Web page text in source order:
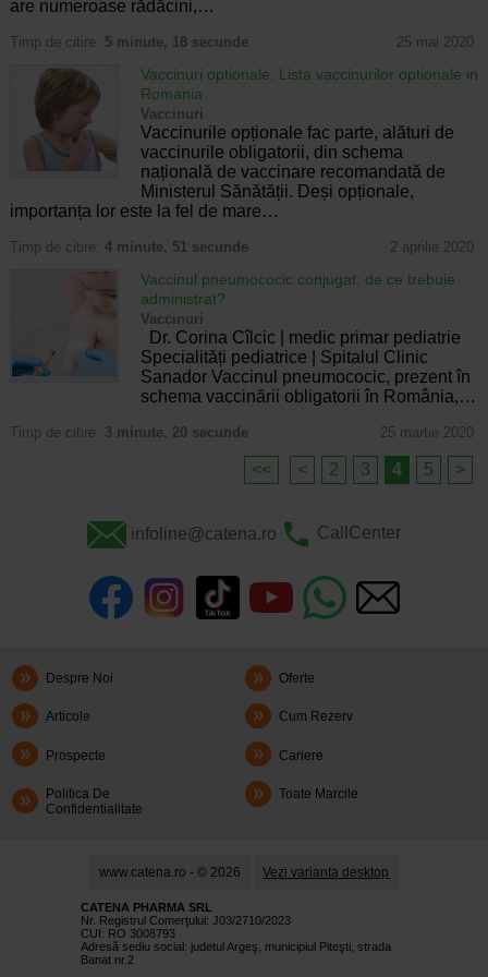
are numeroase rădăcini,…
Timp de citire: 5 minute, 18 secunde 25 mai 2020
Vaccinuri optionale. Lista vaccinurilor optionale in
Romania
Vaccinuri
Vaccinurile opționale fac parte, alături de
vaccinurile obligatorii, din schema
națională de vaccinare recomandată de
Ministerul Sănătății. Deși opționale,
importanța lor este la fel de mare…
Timp de citire: 4 minute, 51 secunde 2 aprilie 2020
Vaccinul pneumococic conjugat: de ce trebuie
administrat?
Vaccinuri
Dr. Corina Cîlcic | medic primar pediatrie
Specialități pediatrice | Spitalul Clinic
Sanador Vaccinul pneumococic, prezent în
schema vaccinării obligatorii în România,…
Timp de citire: 3 minute, 20 secunde 25 martie 2020
<< < 2 3 4 5 >
infoline@catena.ro CallCenter
Despre Noi Oferte
Articole Cum Rezerv
Prospecte Cariere
Politica De
Confidentialitate
Toate Marcile
www.catena.ro - © 2026 Vezi varianta desktop
CATENA PHARMA SRL
Nr. Registrul Comerţului: J03/2710/2023
CUI: RO 3008793
Adresă sediu social: judetul Argeş, municipiul Piteşti, strada
Banat nr.2